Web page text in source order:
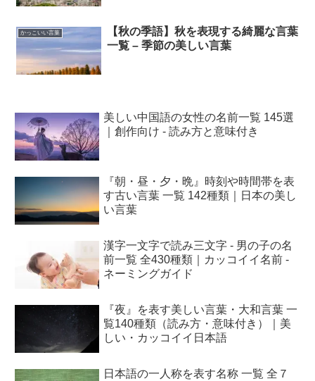
かっこいい言葉
【秋の季語】秋を表現する綺麗な言葉
一覧 – 季節の美しい言葉
美しい中国語の女性の名前一覧 145選
｜創作向け - 読み方と意味付き
『朝・昼・夕・晩』時刻や時間帯を表
す古い言葉 一覧 142種類｜日本の美し
い言葉
漢字一文字で読み三文字 - 男の子の名
前一覧 全430種類｜カッコイイ名前 -
ネーミングガイド
『夜』を表す美しい言葉・大和言葉 一
覧140種類（読み方・意味付き）｜美
しい・カッコイイ日本語
日本語の一人称を表す名称 一覧 全７